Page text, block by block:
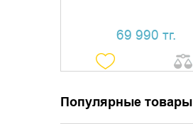
69 990 тг.
Популярные товары